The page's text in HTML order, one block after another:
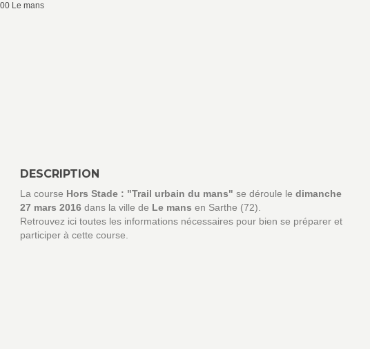
Le mans
DESCRIPTION
La course Hors Stade : "Trail urbain du mans" se déroule le dimanche
27 mars 2016dans la ville de Le mans en Sarthe (72).
Retrouvez ici toutes les informations nécessaires pour bien se préparer et
participer à cette course.